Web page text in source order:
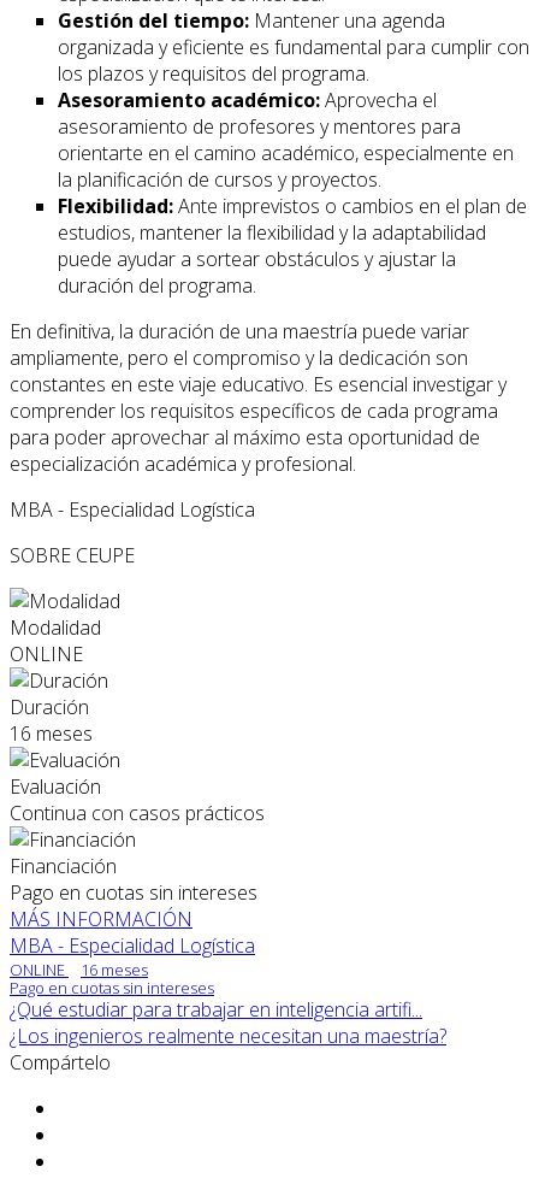
Gestión del tiempo: Mantener una agenda
organizada y eficiente es fundamental para cumplir con
los plazos y requisitos del programa.
Asesoramiento académico:Aprovecha el
asesoramiento de profesores y mentores para
orientarte en el camino académico, especialmente en
la planificación de cursos y proyectos.
Flexibilidad:Ante imprevistos o cambios en el plan de
estudios, mantener la flexibilidad y la adaptabilidad
puede ayudar a sortear obstáculos y ajustar la
duración del programa.
En definitiva, la duración de una maestría puede variar
ampliamente, pero el compromiso y la dedicación son
constantes en este viaje educativo. Es esencial investigar y
comprender los requisitos específicos de cada programa
para poder aprovechar al máximo esta oportunidad de
especialización académica y profesional.
MBA - Especialidad Logística
SOBRE CEUPE
Modalidad
ONLINE
Duración
16 meses
Evaluación
Continua con casos prácticos
Financiación
Pago en cuotas sin intereses
MÁS INFORMACIÓN
MBA - Especialidad Logística
ONLINE
16 meses
Pago en cuotas sin intereses
¿Qué estudiar para trabajar en inteligencia artifi...
¿Los ingenieros realmente necesitan una maestría?
Compártelo